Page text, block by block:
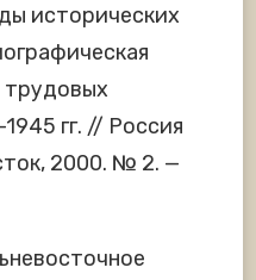
исторических
трудовых
гг. // Россия
2000. № 2. —